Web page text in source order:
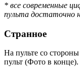
* все современные
пульта достаточно
Странное
На пульте со
пульт (Фото в